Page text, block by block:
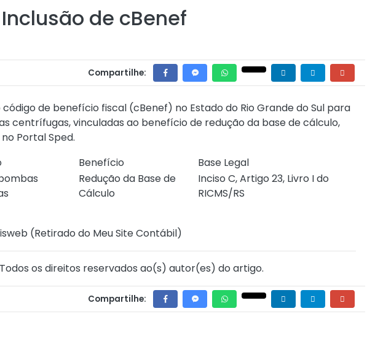
Inclusão de cBenef
Compartilhe:
de benefício fiscal (cBenef) no Estado do Rio Grande do Sul para
centrífugas, vinculadas ao benefício de redução da base de cálculo,
Portal Sped.
Benefício
Base Legal
Redução da Base de
Cálculo
Inciso C, Artigo 23, Livro I do
RICMS/RS
(Retirado do Meu Site Contábil)
Todos os direitos reservados ao(s) autor(es) do artigo.
Compartilhe: